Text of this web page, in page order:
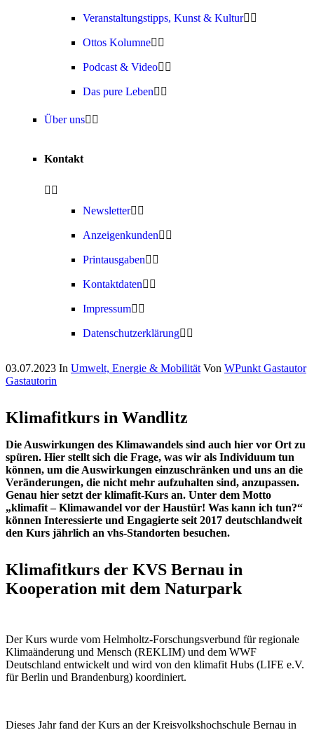
Veranstaltungstipps, Kunst & Kultur
Ottos Kolumne
Podcast & Video
Das pure Leben
Über uns
Kontakt
Newsletter
Anzeigenkunden
Printausgaben
Kontaktdaten
Impressum
Datenschutzerklärung
03.07.2023 In Umwelt, Energie & Mobilität Von WPunkt Gastautor
Gastautorin
Klimafitkurs in Wandlitz
Die Auswirkungen des Klimawandels sind auch hier vor Ort zu
spüren. Hier stellt sich die Frage, was wir als Individuum tun
können, um die Auswirkungen einzuschränken und uns an die
Veränderungen, die nicht mehr aufzuhalten sind, anzupassen.
Genau hier setzt der klimafit-Kurs an. Unter dem Motto
„klimafit – Klimawandel vor der Haustür! Was kann ich tun?“
können Interessierte und Engagierte seit 2017 deutschlandweit
den Kurs jährlich an vhs-Standorten besuchen.
Klimafitkurs der KVS Bernau in
Kooperation mit dem Naturpark
Der Kurs wurde vom Helmholtz-Forschungsverbund für regionale
Klimaänderung und Mensch (REKLIM) und dem WWF
Deutschland entwickelt und wird von den klimafit Hubs (LIFE e.V.
für Berlin und Brandenburg) koordiniert.
Dieses Jahr fand der Kurs an der Kreisvolkshochschule Bernau in